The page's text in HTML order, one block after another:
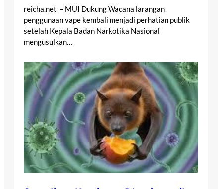
reicha.net – MUI Dukung Wacana larangan
penggunaan vape kembali menjadi perhatian publik
setelah Kepala Badan Narkotika Nasional
mengusulkan…